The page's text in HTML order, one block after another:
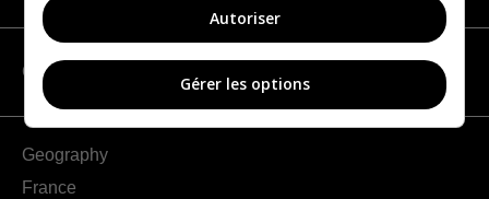
CATEGORIES
Geography
France
Autoriser
Gérer les options